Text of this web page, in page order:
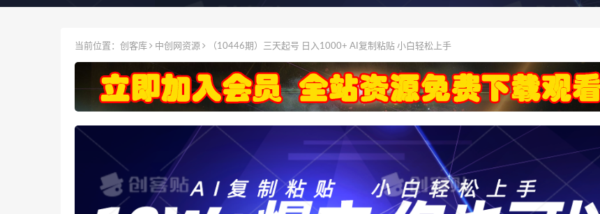
当前位置： 创客库 中创网资源 （10446期）三天起号 日入1000+ AI复制粘贴 小白轻松上手